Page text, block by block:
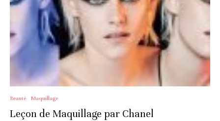
Beauté Maquillage
Leçon de Maquillage par Chanel